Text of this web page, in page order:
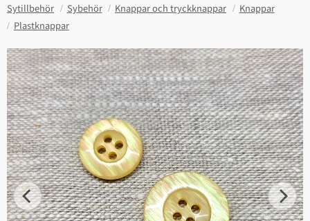
Sytillbehör Sybehör Knappar och tryckknappar
Knappar
Plastknappar